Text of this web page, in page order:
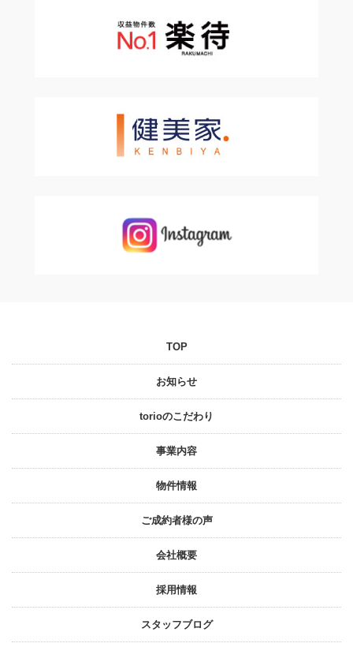
TOP
お知らせ
torioのこだわり
事業内容
物件情報
ご成約者様の声
会社概要
採⽤情報
スタッフブログ